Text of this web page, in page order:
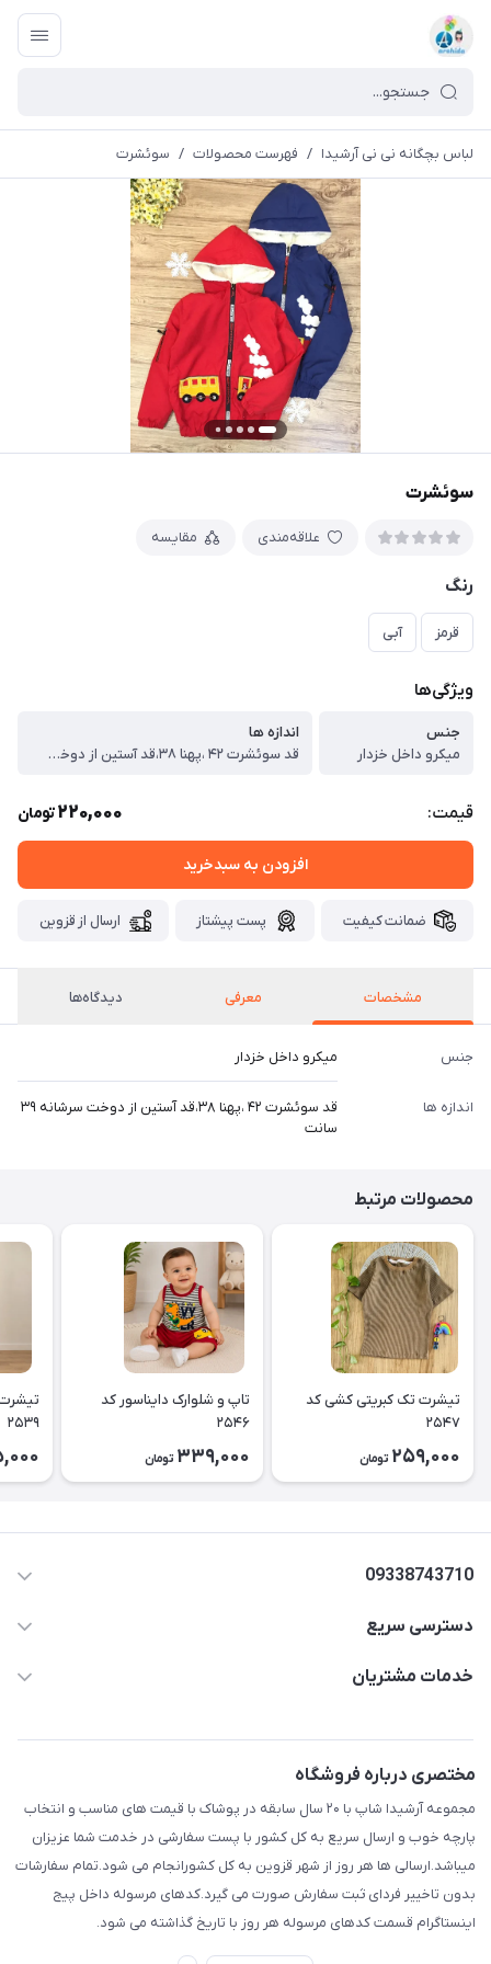
لباس بچگانه نی نی آرشیدا / فهرست محصولات / سوئشرت
سوئشرت
علاقه‌مندی مقایسه
رنگ
قرمز آبی
ویژگی‌ها
جنس
میکرو داخل خزدار
اندازه ها
قد سوئشرت ۴۲ ،پهنا ۳۸،قد آستین از دوخت سرشانه ۳۹ سانت
قیمت: 220,000تومان
افزودن به سبدخرید
ضمانت کیفیت پست پیشتاز ارسال از قزوین
مشخصات معرفی دیدگاه‌ها
جنس میکرو داخل خزدار
اندازه ها
قد سوئشرت ۴۲ ،پهنا ۳۸،قد آستین از دوخت سرشانه ۳۹
سانت
محصولات مرتبط
تیشرت تک کبریتی کشی کد
۲۵۴۷
259,000 تومان
تاپ و شلوارک دایناسور کد
۲۵۴۶
339,000 تومان
۲۵۳۹
09338743710
دسترسی سریع
حساب کاربری
لیست محصولات
درباره ما
تماس با ما
خدمات مشتریان
مختصری درباره فروشگاه
مجموعه آرشیدا شاپ با ۲۰ سال سابقه در پوشاک با قیمت های مناسب و انتخاب
پارچه خوب و ارسال سریع به کل کشور با پست سفارشی در خدمت شما عزیزان
میباشد.ارسالی ها هر روز از شهر قزوین به کل کشورانجام می شود.تمام سفارشات
بدون تاخییر فردای ثبت سفارش صورت می گیرد.کدهای مرسوله داخل پیج
اینستاگرام قسمت کدهای مرسوله هر روز با تاریخ گذاشته می شود.